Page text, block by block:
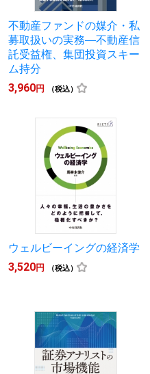
不動産ファンドの媒介・私
募取扱いの実務―不動産信
託受益権、集団投資スキー
ム持分
3,960円 （税込）
ウェルビーイングの経済学
3,520円 （税込）